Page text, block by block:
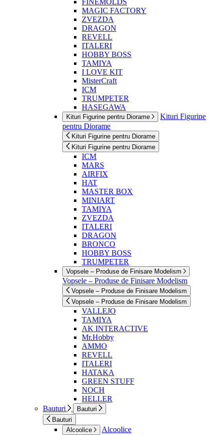
FINEMOLDS
MAGIC FACTORY
ZVEZDA
DRAGON
REVELL
ITALERI
HOBBY BOSS
TAMIYA
I LOVE KIT
MisterCraft
ICM
TRUMPETER
HASEGAWA
Kituri Figurine pentru Diorame
Kituri Figurine
pentru Diorame
Kituri Figurine pentru Diorame
Kituri Figurine pentru Diorame
ICM
MARS
AIRFIX
HAT
MASTER BOX
MINIART
TAMIYA
ZVEZDA
ITALERI
DRAGON
BRONCO
HOBBY BOSS
TRUMPETER
Vopsele – Produse de Finisare Modelism
Vopsele – Produse de Finisare Modelism
Vopsele – Produse de Finisare Modelism
Vopsele – Produse de Finisare Modelism
VALLEJO
TAMIYA
AK INTERACTIVE
Mr.Hobby
AMMO
REVELL
ITALERI
HATAKA
GREEN STUFF
NOCH
HELLER
Bauturi
Bauturi
Bauturi
Alcoolice
Alcoolice